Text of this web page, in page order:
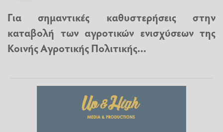
Για σημαντικές καθυστερήσεις στην
καταβολή των αγροτικών ενισχύσεων της
Κοινής Αγροτικής Πολιτικής...